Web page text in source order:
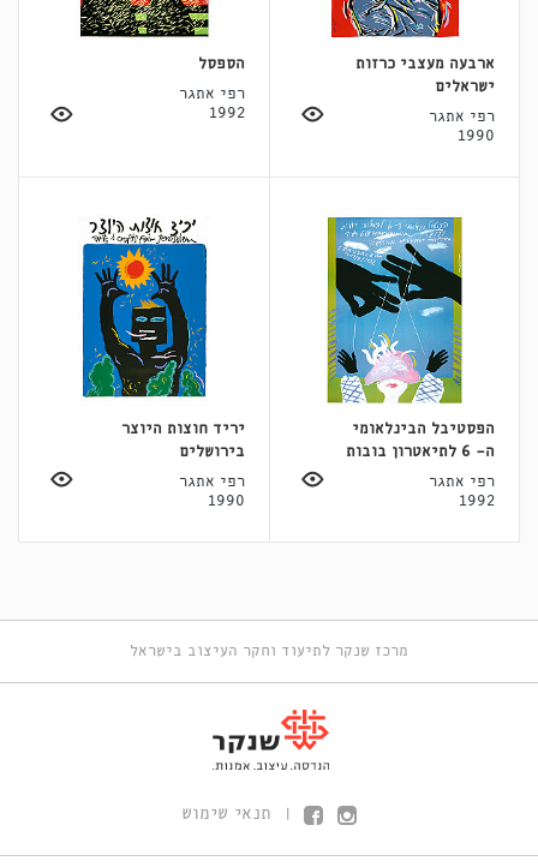
ארבעה מעצבי כרזות
ישראלים
רפי אתגר
1990
הספסל
רפי אתגר
1992
הפסטיבל הבינלאומי
ה- 6 לתיאטרון בובות
רפי אתגר
1992
יריד חוצות היוצר
בירושלים
רפי אתגר
1990
מרכז שנקר לתיעוד וחקר העיצוב בישראל
תנאי שימוש